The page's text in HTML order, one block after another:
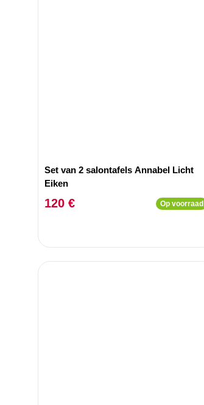
Set van 2 salontafels Annabel Licht
Eiken
120 € Op voorraad